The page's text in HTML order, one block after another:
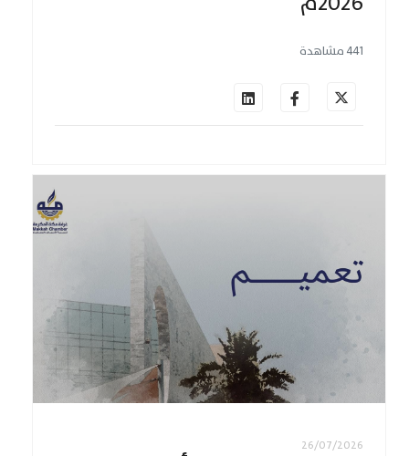
441 مشاهدة
26/07/2026